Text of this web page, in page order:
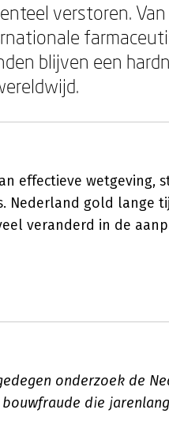
verstoren. Van
blijven een
effectieve wetgeving,
Nederland gold lange
veranderd in de
onderzoek de
die jarenlang